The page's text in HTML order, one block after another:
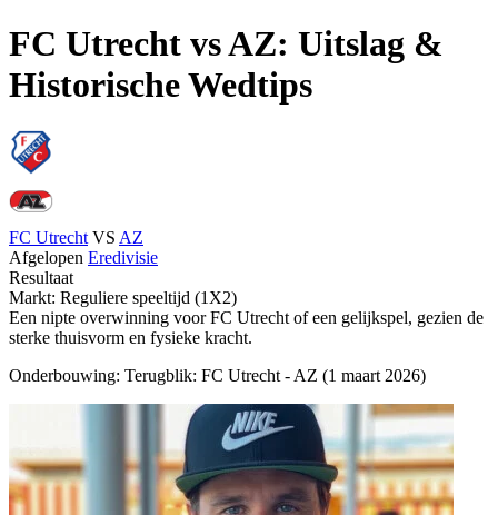
FC Utrecht vs AZ: Uitslag &
Historische Wedtips
FC Utrecht VS AZ
Afgelopen Eredivisie
Resultaat
Markt: Reguliere speeltijd (1X2)
Een nipte overwinning voor FC Utrecht of een gelijkspel, gezien de
sterke thuisvorm en fysieke kracht.
Onderbouwing: Terugblik: FC Utrecht - AZ (1 maart 2026)